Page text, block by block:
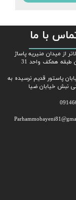
با ما
از میدان منیریه پاساژ
طبقه همکف واحد 31
پاستور قدیم نرسیده به
نبش خیابان ضیا